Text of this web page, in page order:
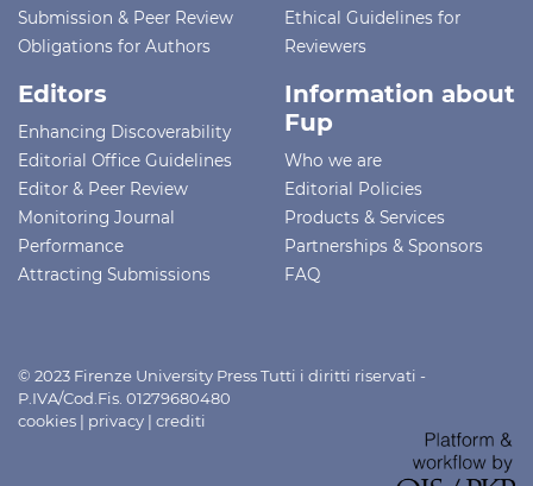
Submission & Peer Review
Obligations for Authors
Ethical Guidelines for
Reviewers
Editors
Enhancing Discoverability
Editorial Office Guidelines
Editor & Peer Review
Monitoring Journal
Performance
Attracting Submissions
Information about
Fup
Who we are
Editorial Policies
Products & Services
Partnerships & Sponsors
FAQ
© 2023 Firenze University Press Tutti i diritti riservati -
P.IVA/Cod.Fis. 01279680480
cookies | privacy | crediti